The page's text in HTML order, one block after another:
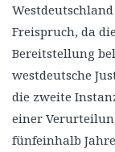
Freispruch, da
Bereitstellung
westdeutsche
die zweite
einer
fünfeinhalb